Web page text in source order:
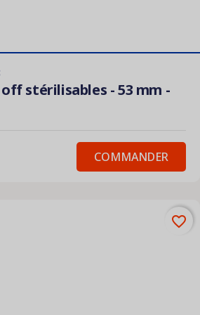
stérilisables - 53 mm -
COMMANDER
favorite_border